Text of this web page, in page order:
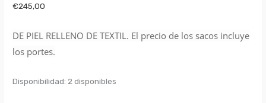
€245,00
DE PIEL RELLENO DE TEXTIL. El precio de los sacos incluye
los portes.
Disponibilidad: 2 disponibles